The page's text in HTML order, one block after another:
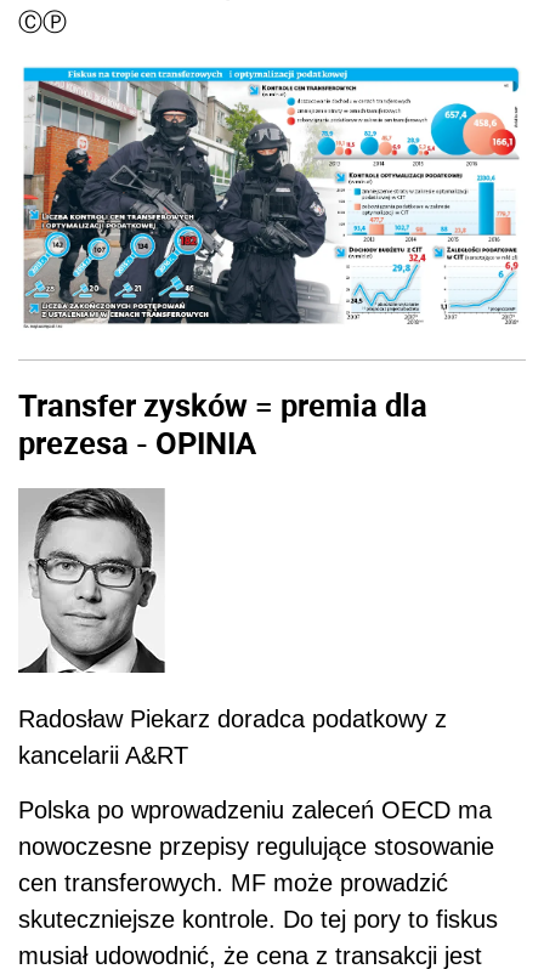
ⒸⓅ
Transfer zysków = premia dla
prezesa - OPINIA
Radosław Piekarz doradca podatkowy z
kancelarii A&RT
Polska po wprowadzeniu zaleceń OECD ma
nowoczesne przepisy regulujące stosowanie
cen transferowych. MF może prowadzić
skuteczniejsze kontrole. Do tej pory to fiskus
musiał udowodnić, że cena z transakcji jest